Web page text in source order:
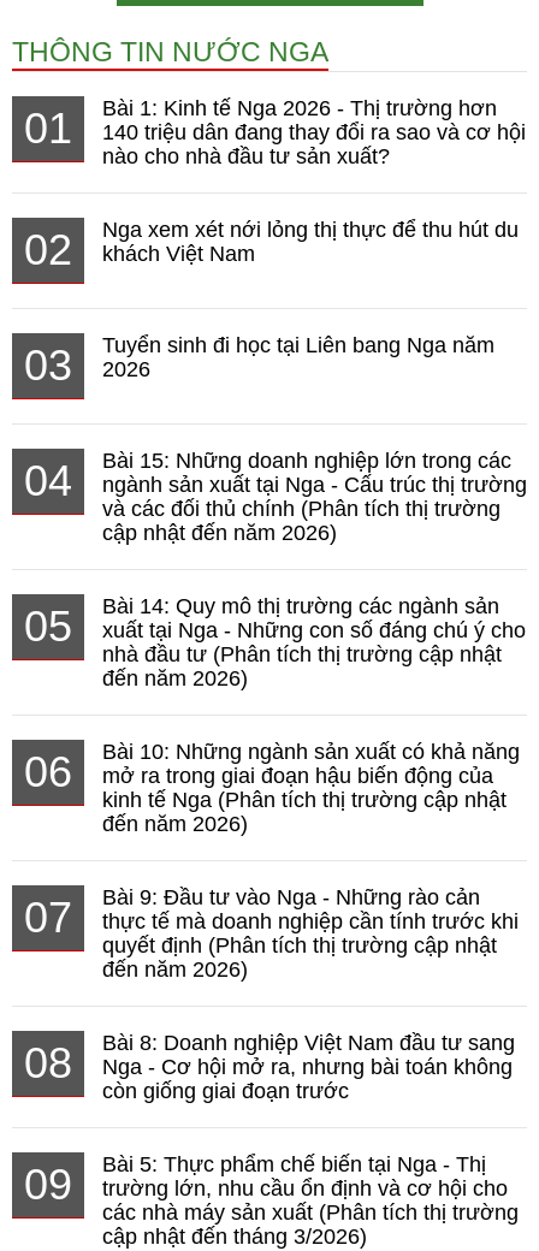
THÔNG TIN NƯỚC NGA
01
Bài 1: Kinh tế Nga 2026 - Thị trường hơn
140 triệu dân đang thay đổi ra sao và cơ hội
nào cho nhà đầu tư sản xuất?
02
Nga xem xét nới lỏng thị thực để thu hút du
khách Việt Nam
03
Tuyển sinh đi học tại Liên bang Nga năm
2026
04
Bài 15: Những doanh nghiệp lớn trong các
ngành sản xuất tại Nga - Cấu trúc thị trường
và các đối thủ chính (Phân tích thị trường
cập nhật đến năm 2026)
05
Bài 14: Quy mô thị trường các ngành sản
xuất tại Nga - Những con số đáng chú ý cho
nhà đầu tư (Phân tích thị trường cập nhật
đến năm 2026)
06
Bài 10: Những ngành sản xuất có khả năng
mở ra trong giai đoạn hậu biến động của
kinh tế Nga (Phân tích thị trường cập nhật
đến năm 2026)
07
Bài 9: Đầu tư vào Nga - Những rào cản
thực tế mà doanh nghiệp cần tính trước khi
quyết định (Phân tích thị trường cập nhật
đến năm 2026)
08
Bài 8: Doanh nghiệp Việt Nam đầu tư sang
Nga - Cơ hội mở ra, nhưng bài toán không
còn giống giai đoạn trước
09
Bài 5: Thực phẩm chế biến tại Nga - Thị
trường lớn, nhu cầu ổn định và cơ hội cho
các nhà máy sản xuất (Phân tích thị trường
cập nhật đến tháng 3/2026)